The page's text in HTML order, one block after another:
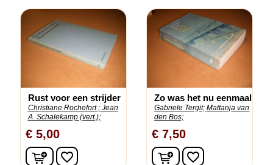
Rust voor een strijder
Christiane Rochefort ; Jean
A. Schalekamp (vert.);
€ 5,00
In winkelwagen
favorite_border
Zo was het nu eenmaal
Gabriele Tergit; Mattanja van
den Bos;
€ 7,50
In winkelwagen
favorite_border